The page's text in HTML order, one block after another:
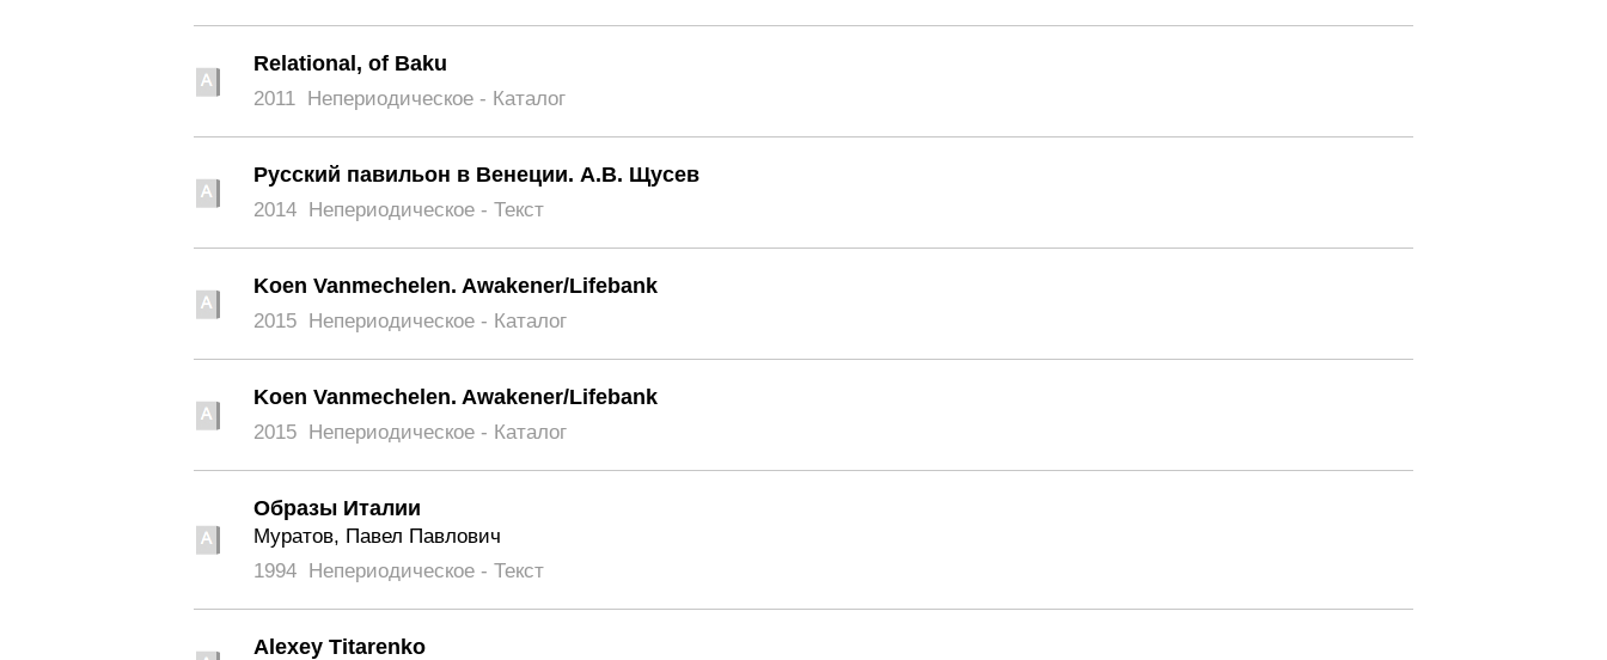
Relational, of Baku
2011 Непериодическое - Каталог
Русский павильон в Венеции. А.В. Щусев
2014 Непериодическое - Текст
Koen Vanmechelen. Awakener/Lifebank
2015 Непериодическое - Каталог
Koen Vanmechelen. Awakener/Lifebank
2015 Непериодическое - Каталог
Образы Италии
Муратов, Павел Павлович
1994 Непериодическое - Текст
Alexey Titarenko